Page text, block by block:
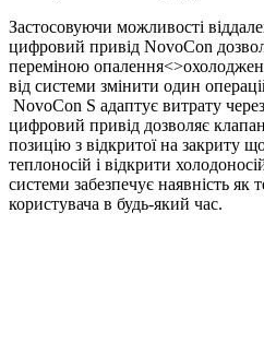
Застосовуючи можливості
цифровий привід NovoCon
переміною
від системи змінити один
NovoCon S адаптує витрату
цифровий привід дозволяє
позицію з відкритої на закриту
теплоносій і відкрити
системи забезпечує наявність як
користувача в будь-який час.